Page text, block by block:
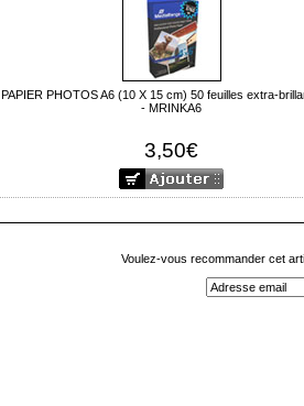
PAPIER PHOTOS A6 (10 X 15 cm) 50 feuilles extra-
- MRINKA6
3,50€
Voulez-vous recommander cet